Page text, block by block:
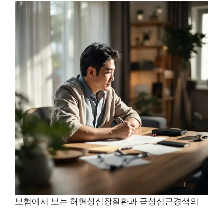
보험에서 보는 허혈성심장질환과 급성심근경색의